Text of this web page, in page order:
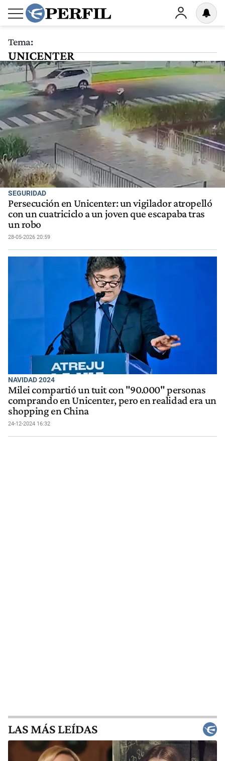
Tema:
UNICENTER
SEGURIDAD
Persecución en Unicenter: un vigilador atropelló
con un cuatriciclo a un joven que escapaba tras
un robo
28-05-2026 20:59
NAVIDAD 2024
Milei compartió un tuit con "90.000" personas
comprando en Unicenter, pero en realidad era un
shopping en China
24-12-2024 16:32
LAS MÁS LEÍDAS